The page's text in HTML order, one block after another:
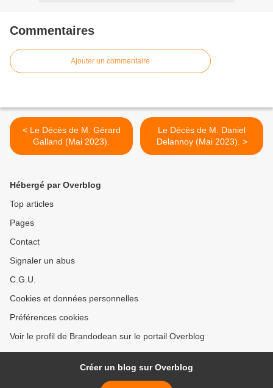
Commentaires
Ajouter un commentaire
< Le Décès de M. Gérard
Galland (Mai 2023).
Le Décès de M. Daniel
Delannoy (Mai 2023). >
Hébergé par Overblog
Top articles
Pages
Contact
Signaler un abus
C.G.U.
Cookies et données personnelles
Préférences cookies
Voir le profil de Brandodean sur le portail Overblog
Créer un blog sur Overblog